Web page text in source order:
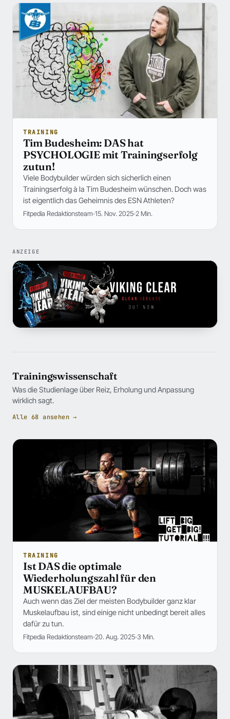
TRAINING
Tim Budesheim: DAS hat
PSYCHOLOGIE mit Trainingserfolg
zutun!
Viele Bodybuilder würden sich sicherlich einen
Trainingserfolg à la Tim Budesheim wünschen. Doch was
ist eigentlich das Geheimnis des ESN Athleten?
Fitpedia Redaktionsteam 15. Nov. 2025 2 Min.
ANZEIGE
Trainingswissenschaft
Was die Studienlage über Reiz, Erholung und Anpassung
wirklich sagt.
Alle 68 ansehen →
TRAINING
Ist DAS die optimale
Wiederholungszahl für den
MUSKELAUFBAU?
Auch wenn das Ziel der meisten Bodybuilder ganz klar
Muskelaufbau ist, sind einige nicht unbedingt bereit alles
dafür zu tun.
Fitpedia Redaktionsteam 20. Aug. 2025 3 Min.